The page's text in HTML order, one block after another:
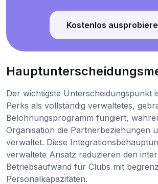
Kostenlos
Der wichtigste Unterscheidungspunkt
Perks als vollständig verwaltetes,
Belohnungsprogramm fungiert,
Organisation die Partnerbeziehungen
verwaltet. Diese
verwaltete Ansatz reduzieren den
Betriebsaufwand für Clubs mit
Personalkapazitäten.